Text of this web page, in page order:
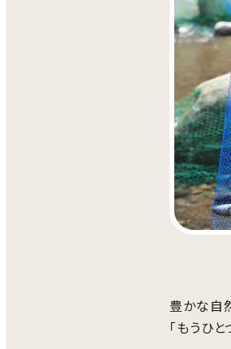
豊かな自
｢もうひと